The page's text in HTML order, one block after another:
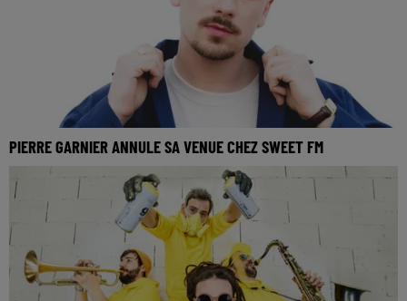
PIERRE GARNIER ANNULE SA VENUE CHEZ SWEET FM